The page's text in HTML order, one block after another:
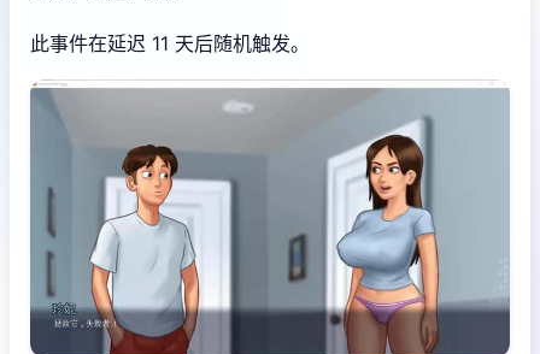
此事件在延迟 11 天后随机触发。